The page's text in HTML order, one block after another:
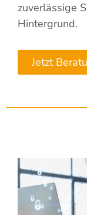
zuverlässige
Hintergrund.
Jetzt